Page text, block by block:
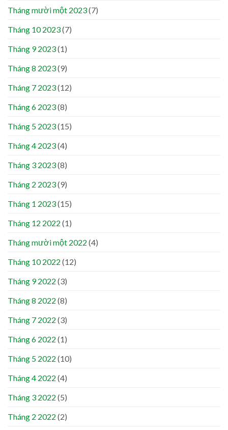
Tháng mười một 2023(7)
Tháng 10 2023(7)
Tháng 9 2023(1)
Tháng 8 2023(9)
Tháng 7 2023(12)
Tháng 6 2023(8)
Tháng 5 2023(15)
Tháng 4 2023(4)
Tháng 3 2023(8)
Tháng 2 2023(9)
Tháng 1 2023(15)
Tháng 12 2022 (1)
Tháng mười một 2022 (4)
Tháng 10 2022 (12)
Tháng 9 2022 (3)
Tháng 8 2022 (8)
Tháng 7 2022 (3)
Tháng 6 2022 (1)
Tháng 5 2022 (10)
Tháng 4 2022 (4)
Tháng 3 2022 (5)
Tháng 2 2022 (2)